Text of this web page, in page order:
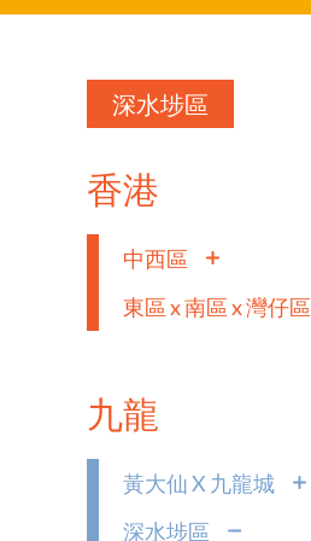
深水埗區
香港
中西區
東區 x 南區 x 灣仔區
九龍
黃大仙 X 九龍城
深水埗區